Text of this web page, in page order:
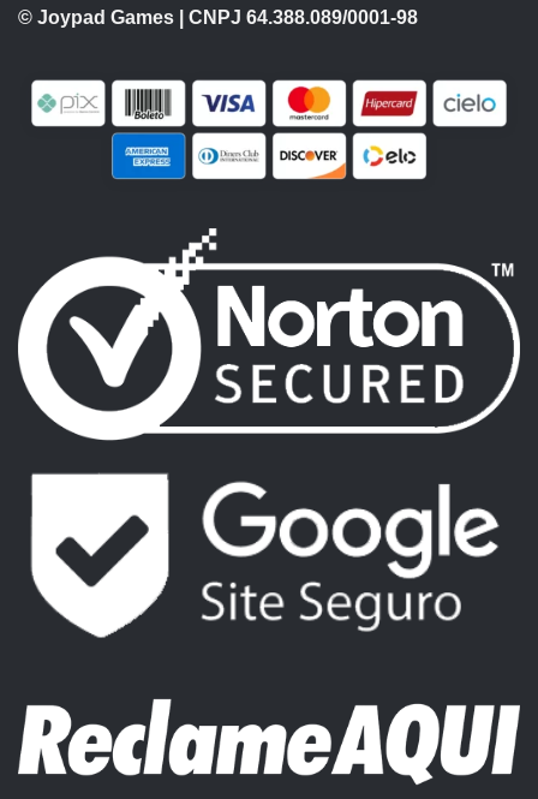
© Joypad Games | CNPJ 64.388.089/0001-98